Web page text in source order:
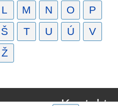
L M N O
P
Š T U Ú
V
Ž